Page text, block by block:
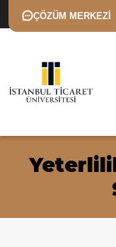
ÇÖZÜM MERKEZI